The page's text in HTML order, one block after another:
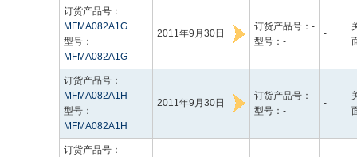
订货产品号：
MFMA082A1G
型号：
MFMA082A1G
2011年9月30日
订货产品号：-
型号：-
-
订货产品号：
MFMA082A1H
型号：
MFMA082A1H
2011年9月30日
订货产品号：-
型号：-
-
订货产品号：